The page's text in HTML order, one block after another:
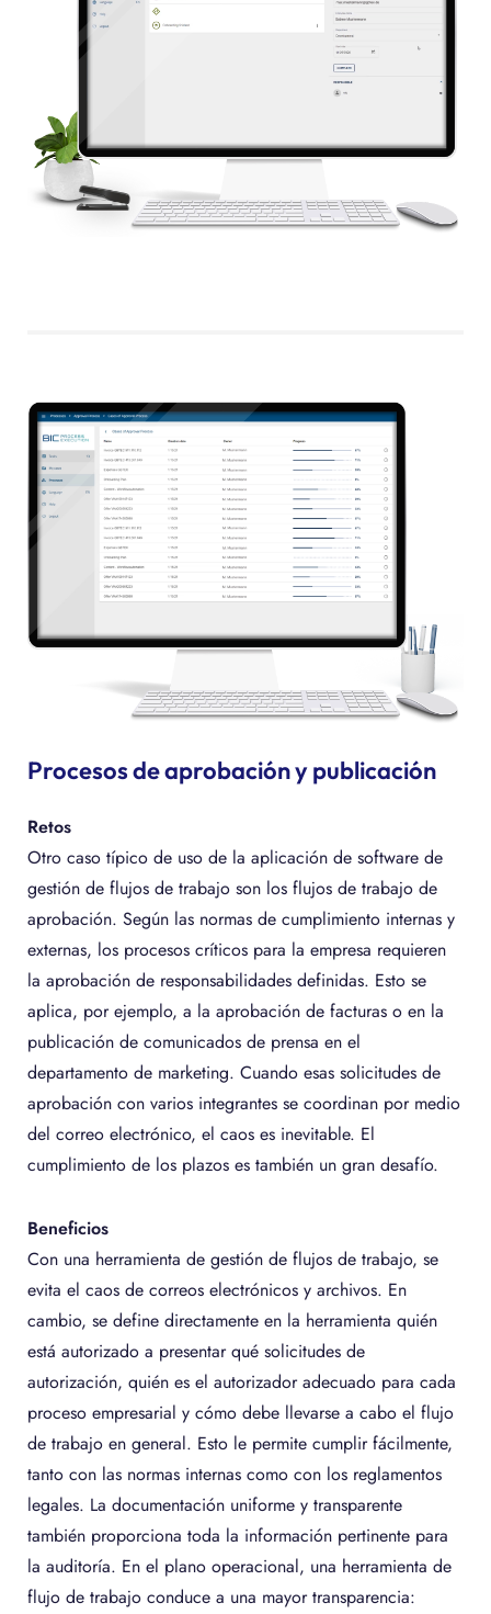
Procesos de aprobación y publicación
Retos
Otro caso típico de uso de la aplicación de software de
gestión de flujos de trabajo son los flujos de trabajo de
aprobación. Según las normas de cumplimiento internas y
externas, los procesos críticos para la empresa requieren
la aprobación de responsabilidades definidas. Esto se
aplica, por ejemplo, a la aprobación de facturas o en la
publicación de comunicados de prensa en el
departamento de marketing. Cuando esas solicitudes de
aprobación con varios integrantes se coordinan por medio
del correo electrónico, el caos es inevitable. El
cumplimiento de los plazos es también un gran desafío.
Beneficios
Con una herramienta de gestión de flujos de trabajo, se
evita el caos de correos electrónicos y archivos. En
cambio, se define directamente en la herramienta quién
está autorizado a presentar qué solicitudes de
autorización, quién es el autorizador adecuado para cada
proceso empresarial y cómo debe llevarse a cabo el flujo
de trabajo en general. Esto le permite cumplir fácilmente,
tanto con las normas internas como con los reglamentos
legales. La documentación uniforme y transparente
también proporciona toda la información pertinente para
la auditoría. En el plano operacional, una herramienta de
flujo de trabajo conduce a una mayor transparencia: